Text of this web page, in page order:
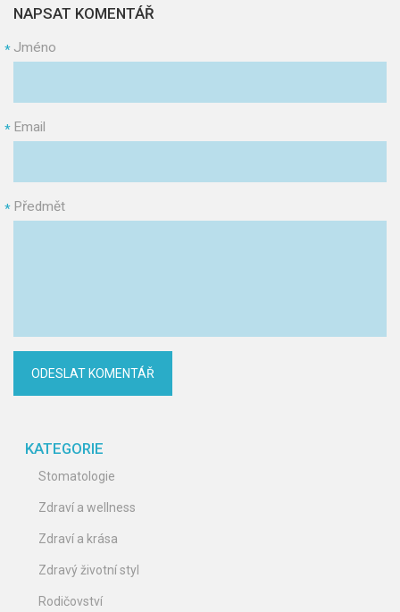
NAPSAT KOMENTÁŘ
Jméno
*
Email
*
Předmět
*
KATEGORIE
Stomatologie
Zdraví a wellness
Zdraví a krása
Zdravý životní styl
Rodičovství